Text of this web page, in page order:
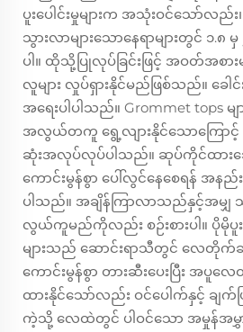
ပူးပေါင်းမှုများက အသုံးဝင်သော်လည်
သွားလာများသောနေရာများတွင် ၁.
ပါ။ ထိုသို့ပြုလုပ်ခြင်းဖြင့် အဝတ်အစား
လူများ လှုပ်ရှားနိုင်မည်ဖြစ်သည်။ ခေ
အရေးပါပါသည်။ Grommet tops
အလွယ်တကူ ရွေ့လျားနိုင်သောကြောင့်
ဆုံးအလုပ်လုပ်ပါသည်။ ဆုပ်ကိုင်ထားသော
ကောင်းမွန်စွာ ပေါ်လွင်နေစေရန် အန
ပါသည်။ အချိန်ကြာလာသည်နှင့်အမျှ
လွယ်ကူမည်ကိုလည်း စဉ်းစားပါ။ ပိုမိုပူး
များသည် ဆောင်းရာသီတွင် လေတိုက်ခ
ကောင်းမွန်စွာ တားဆီးပေးပြီး အပူ
ထားနိုင်သော်လည်း ဝင်ပေါက်နှင့် ချက်
ကဲ့သို့ လေထဲတွင် ပါဝင်သော အမှုန်အမွှား